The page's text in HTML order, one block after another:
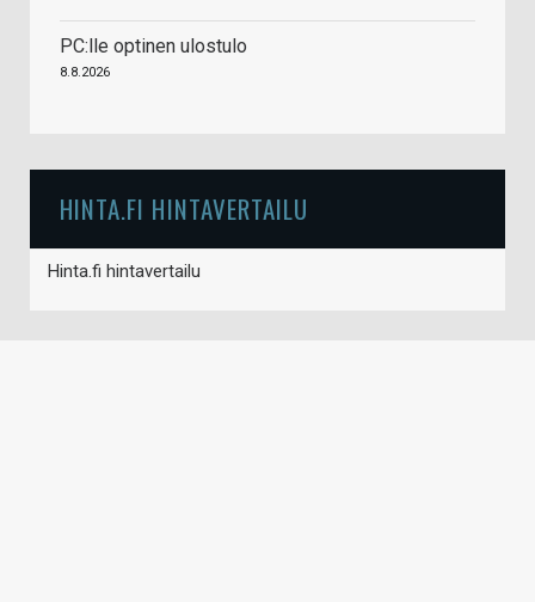
PC:lle optinen ulostulo
8.8.2026
HINTA.FI HINTAVERTAILU
Hinta.fi hintavertailu